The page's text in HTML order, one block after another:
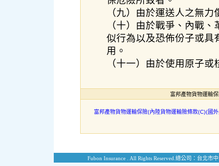
（九）由於運送人之無
（十）由於戰爭、內戰
似行為以及恐佈份子或具
用。
（十一）由於使用原子
富邦產物貨物運輸
富邦產物貨物運輸保險(內陸貨物運輸險條款(C)(國
Fubon Insurance . All Rights Reserved. 總公司：台北市